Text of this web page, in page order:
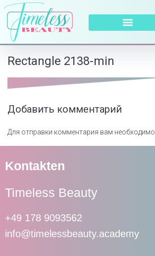
Rectangle 2138-min
Добавить комментарий
Для отправки комментария вам необходимо
Kontakten
Timeless Beauty
+49 178 9093562
info@timelessbeauty.academy